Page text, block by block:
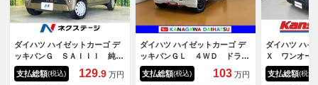
ダイハツ ハイゼットカーゴ デ
ッキバンＧ ＳＡＩＩＩ 純正
ナビ 衝突被害軽減システム
禁煙車 コーナーセンサー ス
支払総額(税込) 129.9 万円
ダイハツ ハイゼットカーゴ デ
ッキバンＧＬ ４ＷＤ ドラレ
コ カーナビ Ｂカメラ 光軸
調整ダイヤル ＥＴＣ 両側ス
支払総額(税込) 103 万円
ダイハツ ハイ
Ｘ ワンオー
ー パワステ
ィンドウ オ
支払総額(税込)